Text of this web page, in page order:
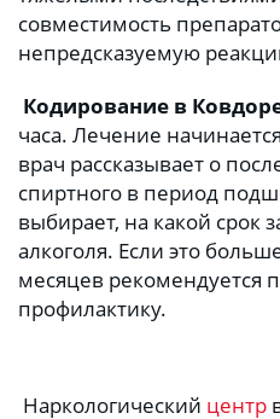
совместимость
непредсказуемую
Кодирование в
часа. Лечение
врач рассказывает о
спиртного в период
выбирает, на какой срок
алкоголя. Если это
месяцев рекомендуется
профилактику.
Наркологический центр